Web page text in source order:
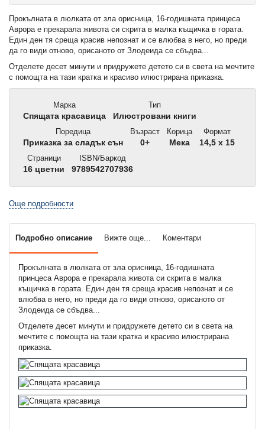
Прокълната в люлката от зла орисница, 16-годишната принцеса
Аврора е прекарала живота си скрита в малка къщичка в гората.
Един ден тя среща красив непознат и се влюбва в него, но преди
да го види отново, орисаното от Злодеида се сбъдва...
Отделете десет минути и придружете детето си в света на мечтите
с помощта на тази кратка и красиво илюстрирана приказка.
Марка
Спящата красавица
Тип
Илюстровани книги
Поредица
Приказка за сладък сън
Възраст
0+
Корица
Мека
Формат
14,5 x 15
Страници
16 цветни
ISBN/Баркод
9789542707936
Още подробности
Подробно описание Вижте още... Коментари
Прокълната в люлката от зла орисница, 16-годишната
принцеса Аврора е прекарала живота си скрита в малка
къщичка в гората. Един ден тя среща красив непознат и се
влюбва в него, но преди да го види отново, орисаното от
Злодеида се сбъдва...
Отделете десет минути и придружете детето си в света на
мечтите с помощта на тази кратка и красиво илюстрирана
приказка.